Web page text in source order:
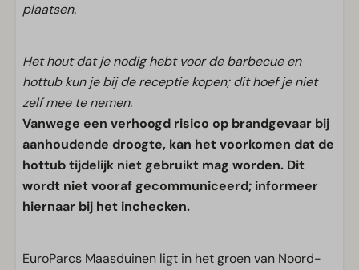
plaatsen.
Het hout dat je nodig hebt voor de barbecue en
hottub kun je bij de receptie kopen; dit hoef je niet
zelf mee te nemen.
Vanwege een verhoogd risico op brandgevaar bij
aanhoudende droogte, kan het voorkomen dat de
hottub tijdelijk niet gebruikt mag worden. Dit
wordt niet vooraf gecommuniceerd; informeer
hiernaar bij het inchecken.
EuroParcs Maasduinen ligt in het groen van Noord-